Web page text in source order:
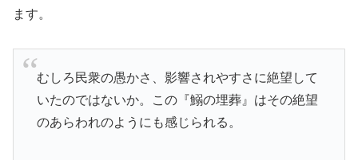
ます。
むしろ民衆の愚かさ、影響されやすさに絶望して
いたのではないか。この『鰯の埋葬』はその絶望
のあらわれのようにも感じられる。